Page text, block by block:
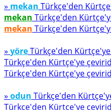
» mekan Türkçe'den
mekan Türkçe'den
mekan Türkçe'den
» yöreTürkçe'den
Türkçe'den Kürtçe'ye
Türkçe'den Kürtçe'ye
» odun Türkçe'den
Türkçe'den Kürtçe'ye